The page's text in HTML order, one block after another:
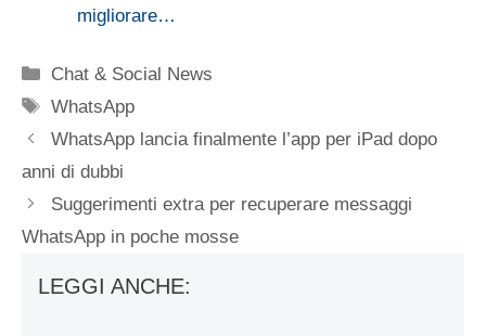
migliorare…
Categorie
Chat & Social News
Tag
WhatsApp
WhatsApp lancia finalmente l’app per iPad dopo
anni di dubbi
Suggerimenti extra per recuperare messaggi
WhatsApp in poche mosse
LEGGI ANCHE: